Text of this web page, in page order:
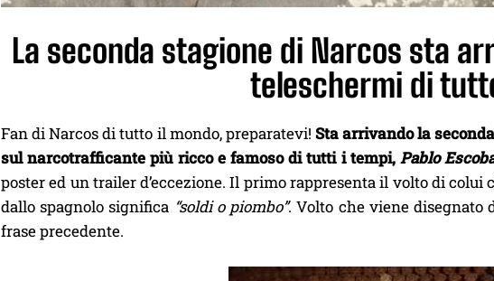
La seconda stagione di Narcos sta
teleschermi di
Fan di Narcos di tutto il mondo, preparatevi! Sta arrivando la
sul narcotrafficante più ricco e famoso di tutti i tempi, Pablo
poster ed un trailer d’eccezione. Il primo rappresenta il volto di colui
dallo spagnolo significa “soldi o piombo”. Volto che viene disegnato
frase precedente.